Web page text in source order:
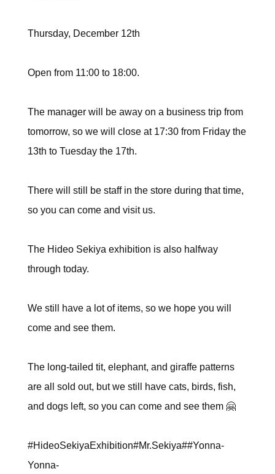
Thursday, December 12th
Open from 11:00 to 18:00.
The manager will be away on a business trip from
tomorrow, so we will close at 17:30 from Friday the
13th to Tuesday the 17th.
There will still be staff in the store during that time,
so you can come and visit us.
The Hideo Sekiya exhibition is also halfway
through today.
We still have a lot of items, so we hope you will
come and see them.
The long-tailed tit, elephant, and giraffe patterns
are all sold out, but we still have cats, birds, fish,
and dogs left, so you can come and see them 🤗
#HideoSekiyaExhibition#Mr.Sekiya##Yonna-
Yonna-